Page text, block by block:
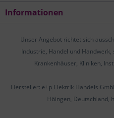
Informationen
Unser Angebot richtet sich
Industrie, Handel und
Krankenhäuser, Kliniken,
Hersteller: e+p Elektrik Handels
Höingen, Deutschland,